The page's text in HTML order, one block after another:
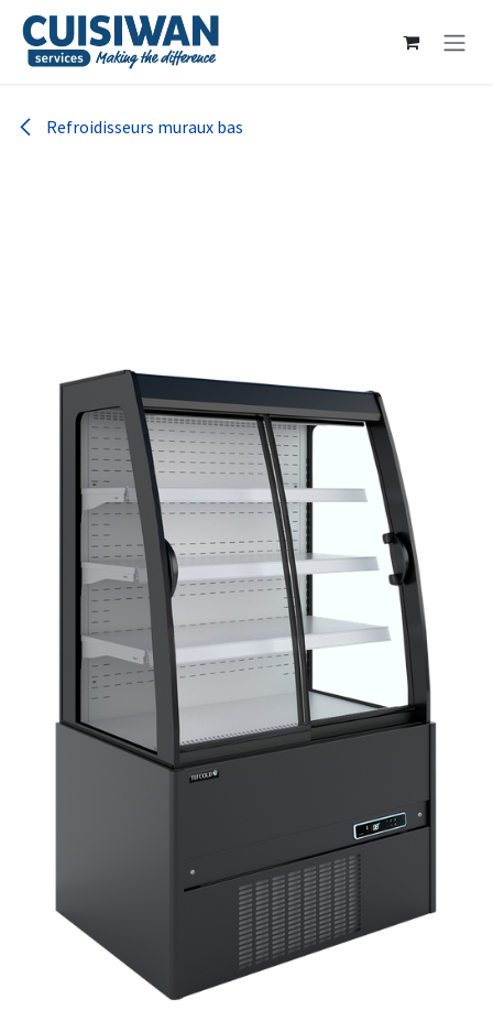
Se rendre au contenu
Refroidisseurs muraux bas